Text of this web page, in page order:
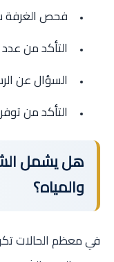
فحص الغرفة
التأكد من
السؤال عن
التأكد من
هل يشمل
والمياه؟
في معظم الحالات